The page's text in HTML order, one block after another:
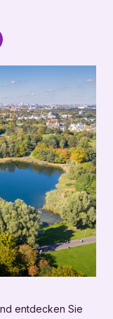
entdecken Sie